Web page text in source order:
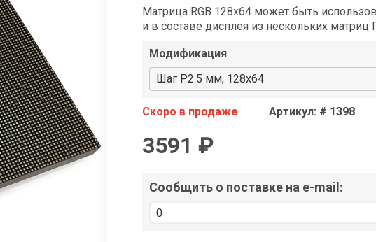
Матрица RGB 128x64 может быть
и в составе дисплея из нескольких матриц
Модификация
Шаг P2.5 мм, 128x64
Скоро в продаже Артикул: # 1398
3591 ₽
Сообщить о поставке на e-mail: